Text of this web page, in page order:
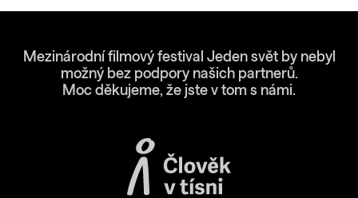
Mezinárodní filmový festival Jeden svět by nebyl
možný bez podpory našich partnerů.
Moc děkujeme, že jste v tom s námi.